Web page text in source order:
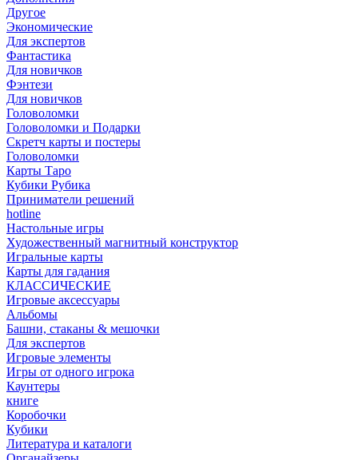
Другое
Экономические
Для экспертов
Фантастика
Для новичков
Фэнтези
Для новичков
Головоломки
Головоломки и Подарки
Cкретч карты и постеры
Головоломки
Карты Таро
Кубики Рубика
Приниматели решений
hotline
Настольные игры
Художественный магнитный конструктор
Игральные карты
Карты для гадания
КЛАССИЧЕСКИЕ
Игровые аксессуары
Альбомы
Башни, стаканы & мешочки
Для экспертов
Игровые элементы
Игры от одного игрока
Каунтеры
книге
Коробочки
Кубики
Литература и каталоги